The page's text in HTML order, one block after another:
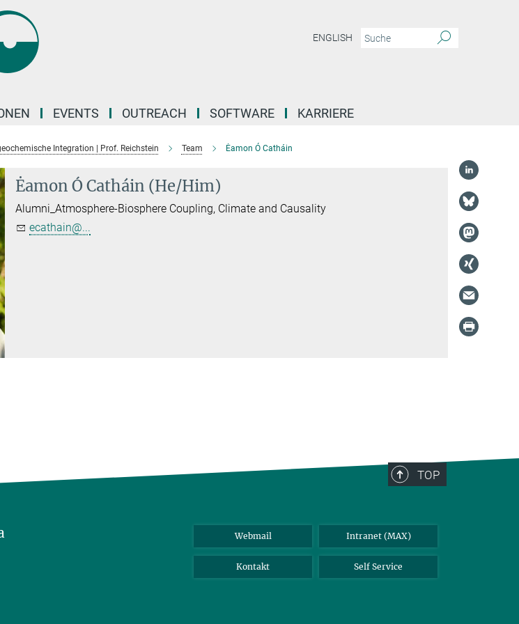
ENGLISH
EVENTS OUTREACH SOFTWARE KARRIERE
Integration | Prof. Reichstein Team Ėamon Ó Catháin
Ėamon Ó Catháin (He/Him)
Alumni_Atmosphere-Biosphere Coupling, Climate and Causality
ecathain@...
TOP
Webmail Intranet (MAX)
Kontakt Self Service